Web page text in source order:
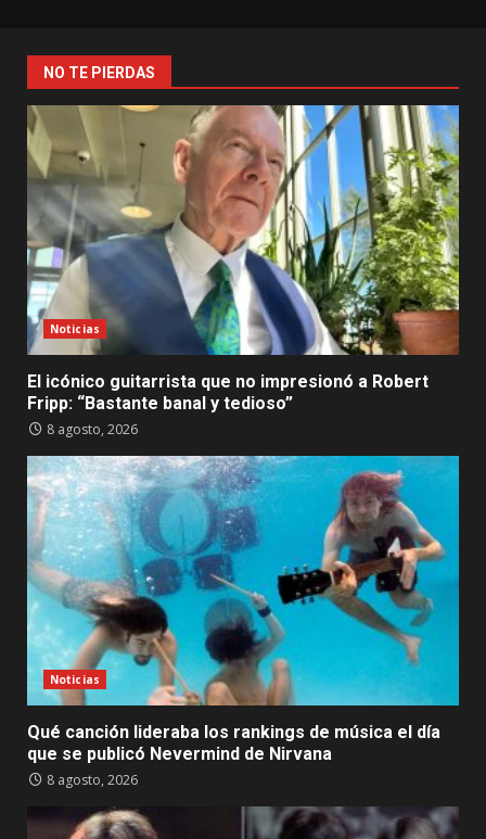
NO TE PIERDAS
Noticias
El icónico guitarrista que no impresionó a Robert
Fripp: “Bastante banal y tedioso”
8 agosto, 2026
Noticias
Qué canción lideraba los rankings de música el día
que se publicó Nevermind de Nirvana
8 agosto, 2026